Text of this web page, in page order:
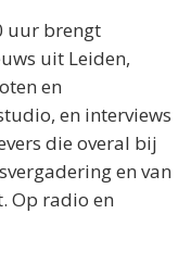
uur brengt
uit Leiden,
en
en interviews
die overal bij
en van
Op radio en